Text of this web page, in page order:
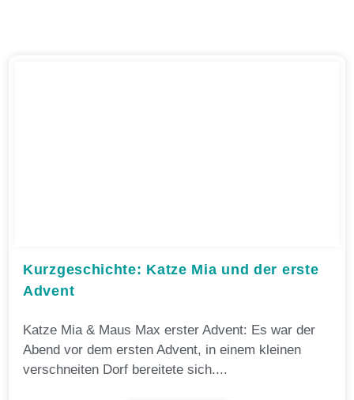
Kurzgeschichte: Katze Mia und der erste
Advent
Katze Mia & Maus Max erster Advent: Es war der
Abend vor dem ersten Advent, in einem kleinen
verschneiten Dorf bereitete sich....